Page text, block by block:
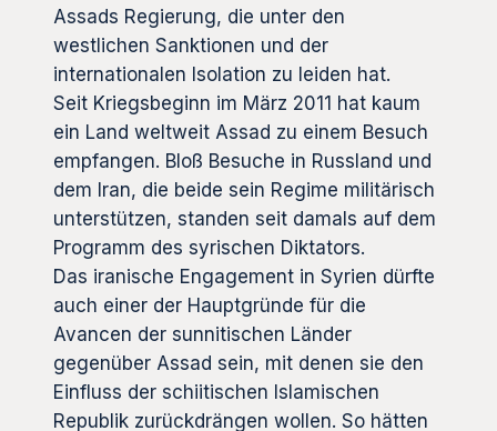
Assads Regierung, die unter den
westlichen Sanktionen und der
internationalen Isolation zu leiden hat.
Seit Kriegsbeginn im März 2011 hat kaum
ein Land weltweit Assad zu einem Besuch
empfangen. Bloß Besuche in Russland und
dem Iran, die beide sein Regime militärisch
unterstützen, standen seit damals auf dem
Programm des syrischen Diktators.
Das iranische Engagement in Syrien dürfte
auch einer der Hauptgründe für die
Avancen der sunnitischen Länder
gegenüber Assad sein, mit denen sie den
Einfluss der schiitischen Islamischen
Republik zurückdrängen wollen. So hätten